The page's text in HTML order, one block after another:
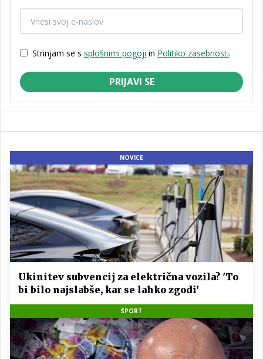
Strinjam se s splošnimi pogoji in Politiko zasebnosti.
PRIJAVI SE
NOVICE
Ukinitev subvencij za električna vozila? 'To
bi bilo najslabše, kar se lahko zgodi'
ŠPORT